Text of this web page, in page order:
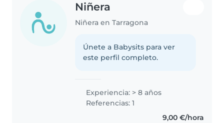
Niñera
Niñera en Tarragona
Únete a Babysits para ver
este perfil completo.
Experiencia: > 8 años
Referencias: 1
9,00 €/hora